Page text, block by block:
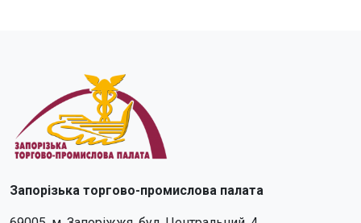
Запорізька торгово-промислова палата